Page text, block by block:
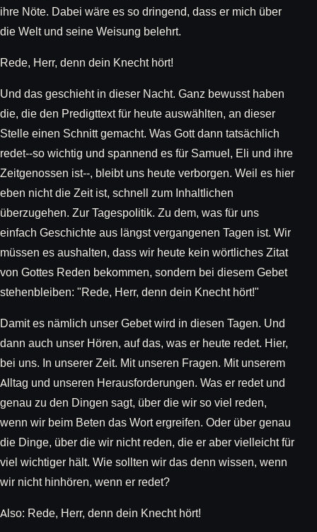
ihre Nöte. Dabei wäre es so dringend, dass er mich über
die Welt und seine Weisung belehrt.
Rede, Herr, denn dein Knecht hört!
Und das geschieht in dieser Nacht. Ganz bewusst haben
die, die den Predigttext für heute auswählten, an dieser
Stelle einen Schnitt gemacht. Was Gott dann tatsächlich
redet--so wichtig und spannend es für Samuel, Eli und ihre
Zeitgenossen ist--, bleibt uns heute verborgen. Weil es hier
eben nicht die Zeit ist, schnell zum Inhaltlichen
überzugehen. Zur Tagespolitik. Zu dem, was für uns
einfach Geschichte aus längst vergangenen Tagen ist. Wir
müssen es aushalten, dass wir heute kein wörtliches Zitat
von Gottes Reden bekommen, sondern bei diesem Gebet
stehenbleiben: "Rede, Herr, denn dein Knecht hört!"
Damit es nämlich unser Gebet wird in diesen Tagen. Und
dann auch unser Hören, auf das, was er heute redet. Hier,
bei uns. In unserer Zeit. Mit unseren Fragen. Mit unserem
Alltag und unseren Herausforderungen. Was er redet und
genau zu den Dingen sagt, über die wir so viel reden,
wenn wir beim Beten das Wort ergreifen. Oder über genau
die Dinge, über die wir nicht reden, die er aber vielleicht für
viel wichtiger hält. Wie sollten wir das denn wissen, wenn
wir nicht hinhören, wenn er redet?
Also: Rede, Herr, denn dein Knecht hört!